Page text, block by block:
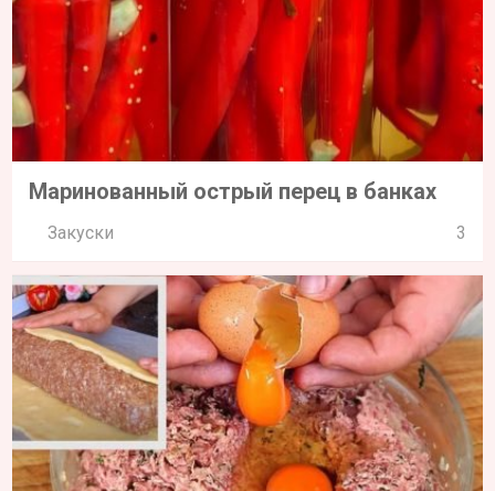
Маринованный острый перец в банках
Закуски 3